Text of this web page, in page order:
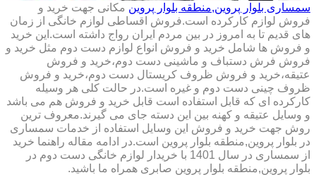
سمساری بلوار پروین,منطقه بلوار پروین مکانی جهت خرید و
فروش لوازم کارکرده است.فروش اقساطی لوازم خانگی از زمان
های قدیم تا به امروز در بین مردم ایران رواج داشته است.این خرید
و فروش ها شامل خرید و فروش انواع لوازم دست دوم مثل خرید و
فروش فرش دستباف و ماشینی دست دوم،خرید و فروش
عتیقه،خرید و فروش ظروف کریستال دست دوم،خرید و فروش
ظروف چینی دست دوم و غیره است.در حالت کلی هر وسیله
کارکرده ای که قابل استفاده است قابل خرید و فروش هم می باشد
و وسایل عتیقه و کهنه بین این دسته جای می گیرند.معروف ترین
روش جهت خرید و فروش این وسایل استفاده از خدمات سمساری
در بلوار پروین,منطقه بلوار پروین است.در ادامه مقاله راهنما خرید
از سمساری در سال 1401 با خریدار لوازم خانگی دست دوم در
بلوار پروین,منطقه بلوار پروین صابری همراه ما باشید.